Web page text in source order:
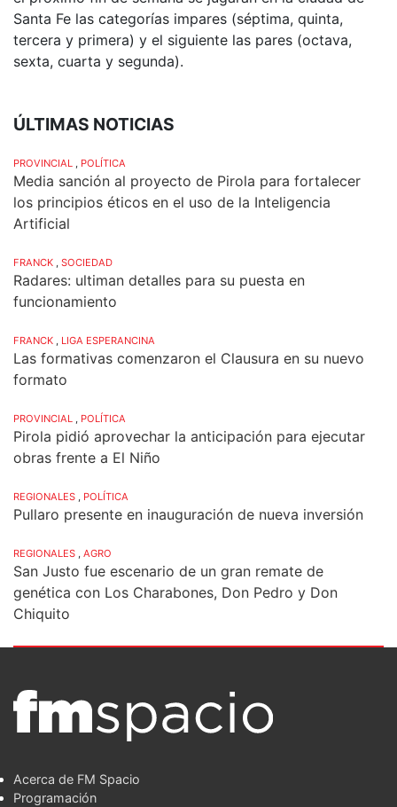
Santa Fe las categorías impares (séptima, quinta,
tercera y primera) y el siguiente las pares (octava,
sexta, cuarta y segunda).
ÚLTIMAS NOTICIAS
PROVINCIAL , POLÍTICA
Media sanción al proyecto de Pirola para fortalecer
los principios éticos en el uso de la Inteligencia
Artificial
FRANCK , SOCIEDAD
Radares: ultiman detalles para su puesta en
funcionamiento
FRANCK , LIGA ESPERANCINA
Las formativas comenzaron el Clausura en su nuevo
formato
PROVINCIAL , POLÍTICA
Pirola pidió aprovechar la anticipación para ejecutar
obras frente a El Niño
REGIONALES , POLÍTICA
Pullaro presente en inauguración de nueva inversión
REGIONALES , AGRO
San Justo fue escenario de un gran remate de
genética con Los Charabones, Don Pedro y Don
Chiquito
Acerca de FM Spacio
Programación